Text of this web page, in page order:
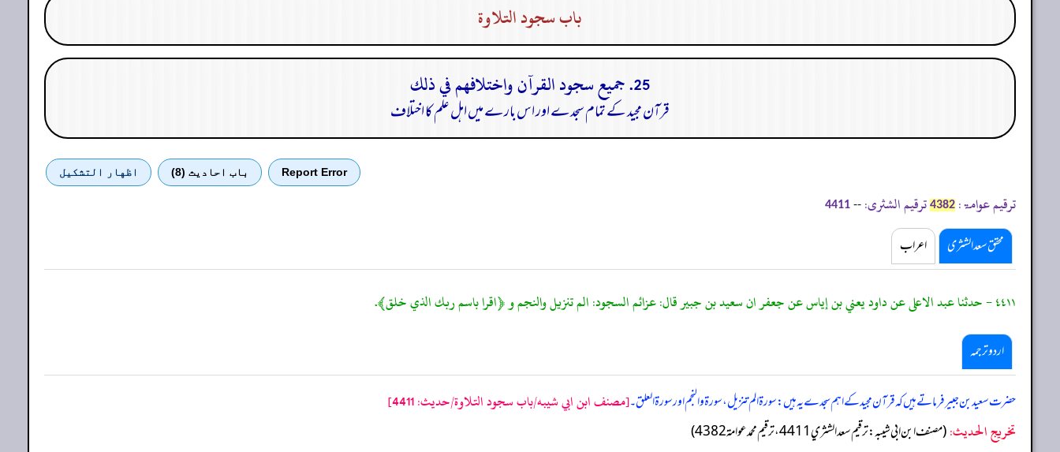
باب سجود التلاوة
25. جميع سجود القرآن واختلافهم في ذلك
قرآن مجید کے تمام سجدے اور اس بارے میں اہل علم کا اختلاف
Report Error باب احادیث (8) اظهار التشكيل
ترقیم عوامۃ: 4382 ترقیم الشثری: --
4411
محقق سعد الشثری اعراب
٤٤١١ - حدثنا عبد الاعلى عن داود يعني بن إياس عن جعفر ان سعيد بن جبير قال: عزائم السجود: الم تنزيل والنجم و ﴿اقرا باسم ربك الذي خلق﴾.
اردو ترجمہ
حضرت سعید بن جبیر فرماتے ہیں کہ قرآن مجید کے اہم سجدے یہ ہیں: سورة الم تنزیل، سورة والنجم اور سورة العلق۔[مصنف ابن ابي شيبه/باب سجود التلاوة/حدیث: 4411]
تخریج الحدیث:(مصنف ابن ابي شيبه: ترقيم سعد الشثري 4411، ترقيم محمد عوامة 4382)